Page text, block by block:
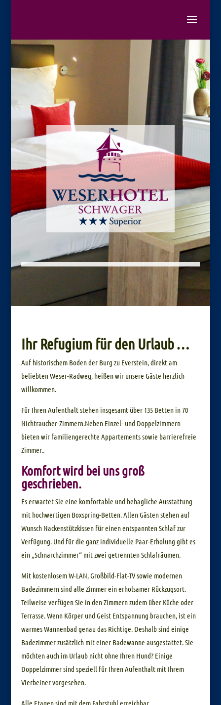
Ihr Refugium für den Urlaub …
Auf historischem Boden der Burg zu Everstein, direkt am
beliebten Weser-Radweg, heißen wir unsere Gäste herzlich
willkommen.
Für Ihren Aufenthalt stehen insgesamt über 135 Betten in 70
Nichtraucher-Zimmern.Neben Einzel- und Doppelzimmern
bieten wir familiengerechte Appartements sowie barrierefreie
Zimmer..
Komfort wird bei uns groß
geschrieben.
Es erwartet Sie eine komfortable und behagliche Ausstattung
mit hochwertigen Boxspring-Betten. Allen Gästen stehen auf
Wunsch Nackenstützkissen für einen entspannten Schlaf zur
Verfügung. Und für die ganz individuelle Paar-Erholung gibt es
ein „Schnarchzimmer“ mit zwei getrennten Schlafräumen.
Mit kostenlosem W-LAN, Großbild-Flat-TV sowie modernen
Badezimmern sind alle Zimmer ein erholsamer Rückzugsort.
Teilweise verfügen Sie in den Zimmern zudem über Küche oder
Terrasse. Wenn Körper und Geist Entspannung brauchen, ist ein
warmes Wannenbad genau das Richtige. Deshalb sind einige
Badezimmer zusätzlich mit einer Badewanne ausgestattet. Sie
möchten auch im Urlaub nicht ohne Ihren Hund? Einige
Doppelzimmer sind speziell für Ihren Aufenthalt mit Ihrem
Vierbeiner vorgesehen.
Alle Etagen sind mit dem Fahrstuhl erreichbar.